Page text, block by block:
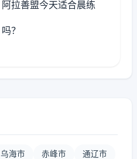
阿拉善盟今天适合晨练
吗？
乌海市 赤峰市 通辽市